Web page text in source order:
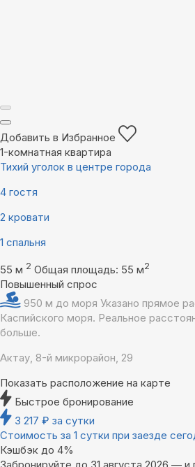
Добавить в Избранное
1-комнатная квартира
Тихий уголок в центре города
4 гостя
2 кровати
1 спальня
55 м 2 Общая площадь: 55 м2
Повышенный спрос
950 м до моря Указано прямое
Каспийского моря. Реальное
больше.
Актау, 8-й микрорайон, 29
Показать расположение на карте
Быстрое бронирование
3 217 ₽ за сутки
Стоимость за 1 сутки при заезде
Кэшбэк до 4%